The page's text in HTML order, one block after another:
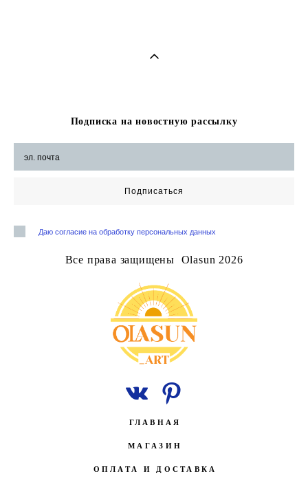
Подписка на новостную рассылку
Подписаться
Даю согласие на обработку персональных данных
Все права защищены Olasun 2026
ГЛАВНАЯ
МАГАЗИН
ОПЛАТА И ДОСТАВКА